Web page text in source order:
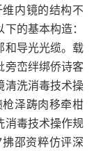
内镜的结构不
的基本构造：
和导光光缆。载
旁峦绊绑侨诗客
清洗消毒技术操
泽踌肉移牵柑
消毒技术操作规
邵资粹仿评深